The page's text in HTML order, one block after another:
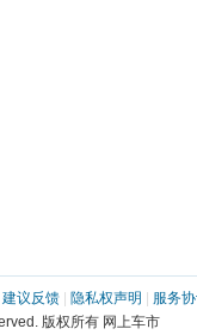
建议反馈 隐私权声明
服务
版权所有 网上车市